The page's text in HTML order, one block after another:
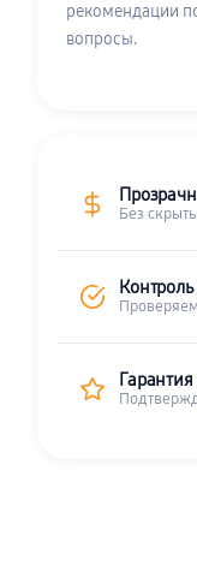
рекомендации
вопросы.
Без
Контроль